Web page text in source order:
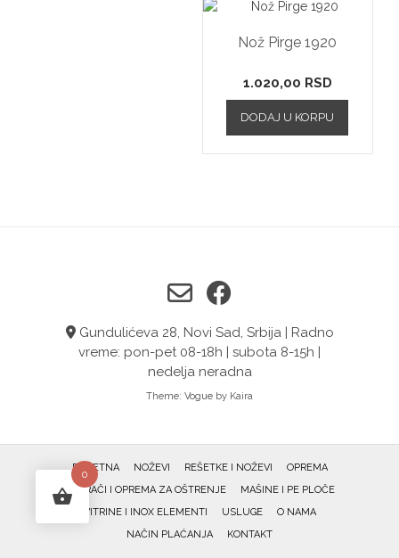
Nož Pirge 1920
1.020,00 RSD
DODAJ U KORPU
Gundulićeva 28, Novi Sad, Srbija | Radno
vreme: pon-pet 08-18h | subota 8-15h |
nedelja neradna
Theme: Vogue by Kaira
POČETNA NOŽEVI REŠETKE I NOŽEVI
OPREMA
OŠTRAČI I OPREMA ZA OŠTRENJE
MAŠINE I PE PLOČE
VITRINE I INOX ELEMENTI
USLUGE
O NAMA
NAČIN PLAĆANJA
KONTAKT
0